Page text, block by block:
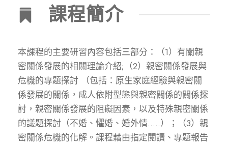
課程簡介
本課程的主要研習內容包括三部分：（1）有關親
密關係發展的相關理論介紹;（2）親密關係發展與
危機的專題探討 （包括：原生家庭經驗與親密關
係發展的關係，成人依附型態與親密關係的關係探
討，親密關係發展的阻礙因素，以及特殊親密關係
的議題探討（不婚、懼婚、婚外情…..）；（3）親
密關係危機的化解。課程藉由指定閱讀、專題報告